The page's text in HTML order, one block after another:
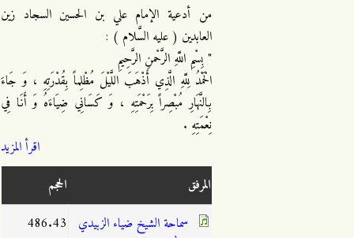
من أدعية الإمام علي بن الحسين السجاد زين
العابدين ( عليه السَّلام ) :
" بِسْمِ اللَّهِ الرَّحْمنِ الرَّحِيمِ
الْحَمْدُ لِلَّهِ الَّذِي أَذْهَبَ اللَّيْلَ مُظْلِماً بِقُدْرَتِهِ ، وَ جَاءَ
بِالنَّهَارِ مُبْصِراً بِرَحْمَتِهِ ، وَ كَسَانِي ضِيَاءَهُ وَ أَنَا فِي
نِعْمَتِهِ .
اقرأ المزيد
المرفق
الحجم
سماحة الشيخ ضياء الزبيدي
486.43